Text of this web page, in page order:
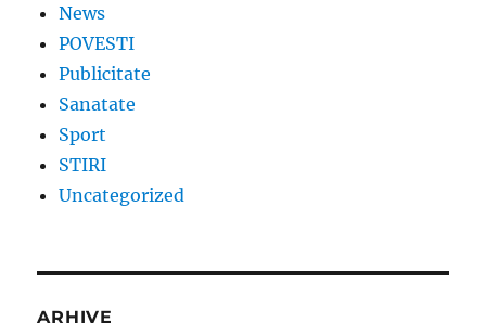
News
POVESTI
Publicitate
Sanatate
Sport
STIRI
Uncategorized
ARHIVE